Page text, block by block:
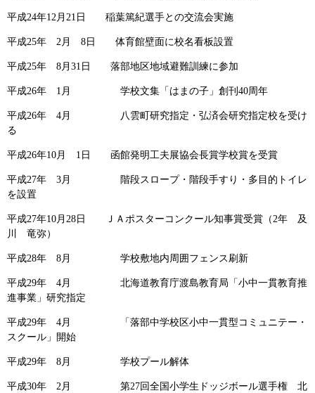
平成24年12月21日 稲葉篤紀選手との交流会実施
平成25年 2月 8日 体育館壁面に校名看板設置
平成25年 8月31日 落部地区地域避難訓練に参加
平成26年 1月 学校文集「はまの子」創刊40周年
平成26年 4月 八雲町研究指定・弘済会研究指定校を受け
る
平成26年10月 1日 函館発明工夫展協会長賞学校賞を受賞
平成27年 3月 階段スロープ・階段手すり・多目的トイレ
を設置
平成27年10月28日 ＪＡポスターコンクール知事賞受賞（2年 及
川 竜弥）
平成28年 8月 学校敷地内周囲フェンス刷新
平成29年 4月 北海道教育庁渡島教育局「小中一貫教育推
進事業」研究指定
平成29年 4月 「落部中学校区小中一貫型コミュニテー・
スクール」開始
平成29年 8月 学校プール解体
平成30年 2月 第27回全国小学生ドッジボール選手権 北